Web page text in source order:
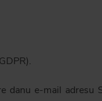
e-mail adresu